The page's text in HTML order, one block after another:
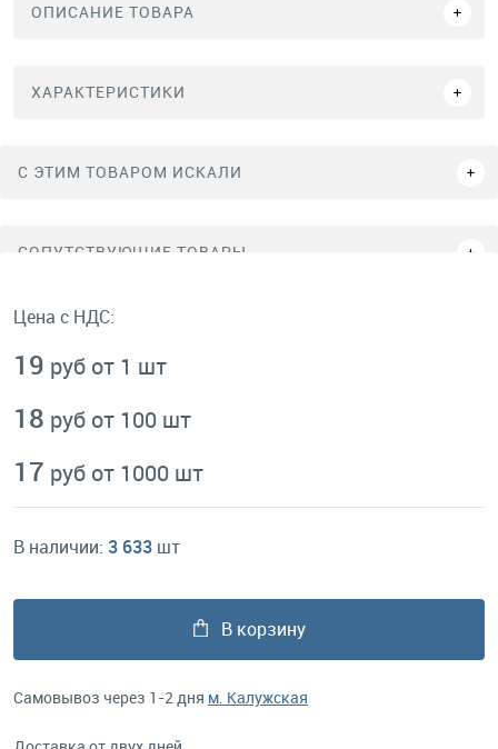
ОПИСАНИЕ ТОВАРА
ХАРАКТЕРИСТИКИ
C ЭТИМ ТОВАРОМ ИСКАЛИ
СОПУТСТВУЮЩИЕ ТОВАРЫ
Цена с НДС:
19 руб от 1 шт
18 руб от 100 шт
17 руб от 1000 шт
В наличии: 3 633 шт
В корзину
Самовывоз через 1-2 дня м. Калужская